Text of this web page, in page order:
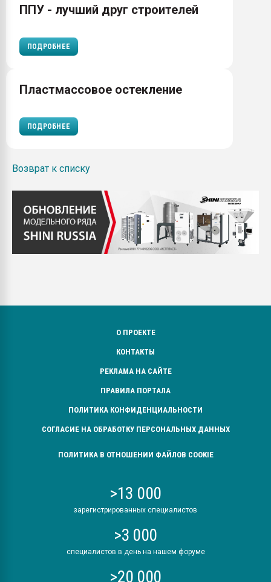
ППУ - лучший друг строителей
ПОДРОБНЕЕ
Пластмассовое остекление
ПОДРОБНЕЕ
Возврат к списку
О ПРОЕКТЕ
КОНТАКТЫ
РЕКЛАМА НА САЙТЕ
ПРАВИЛА ПОРТАЛА
ПОЛИТИКА КОНФИДЕНЦИАЛЬНОСТИ
СОГЛАСИЕ НА ОБРАБОТКУ ПЕРСОНАЛЬНЫХ ДАННЫХ
ПОЛИТИКА В ОТНОШЕНИИ ФАЙЛОВ COOKIE
>13 000
зарегистрированных специалистов
>3 000
специалистов в день на нашем форуме
>20 000